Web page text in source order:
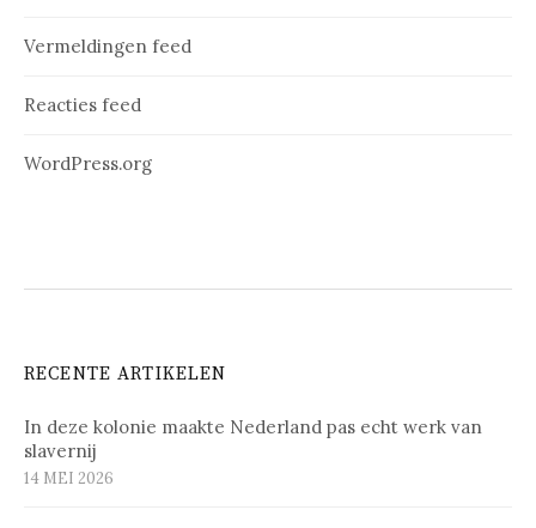
Vermeldingen feed
Reacties feed
WordPress.org
RECENTE ARTIKELEN
In deze kolonie maakte Nederland pas echt werk van
slavernij
14 MEI 2026